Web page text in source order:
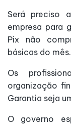
Será preciso
empresa para
Pix não
básicas do mês.
Os
organização
Garantia seja
O governo